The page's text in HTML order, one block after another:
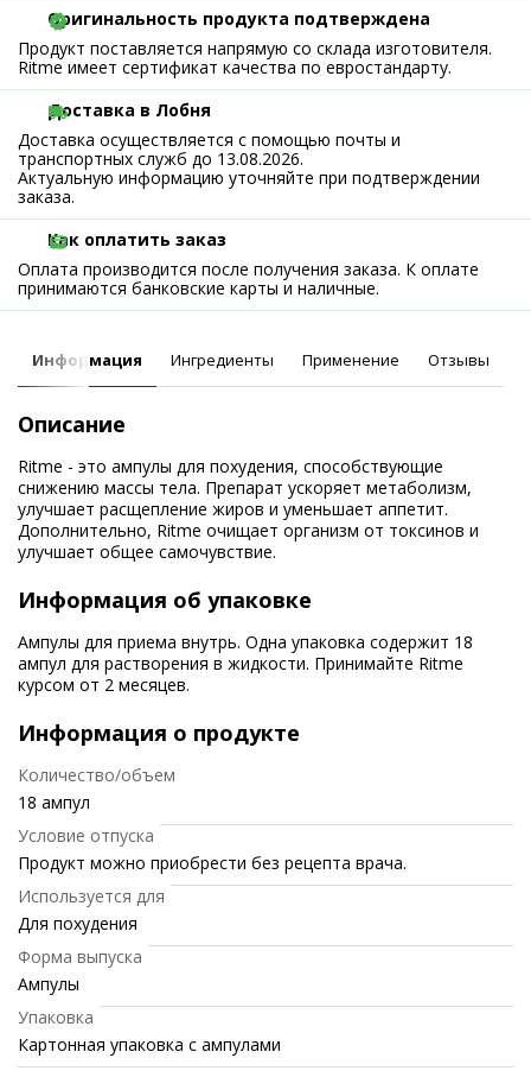
Оригинальность продукта подтверждена
Продукт поставляется напрямую со склада изготовителя.
Ritme имеет сертификат качества по евростандарту.
Доставка в Лобня
Доставка осуществляется с помощью почты и
транспортных служб до 13.08.2026.
Актуальную информацию уточняйте при подтверждении
заказа.
Как оплатить заказ
Оплата производится после получения заказа. К оплате
принимаются банковские карты и наличные.
Информация Ингредиенты Применение Отзывы
Описание
Ritme - это ампулы для похудения, способствующие
снижению массы тела. Препарат ускоряет метаболизм,
улучшает расщепление жиров и уменьшает аппетит.
Дополнительно, Ritme очищает организм от токсинов и
улучшает общее самочувствие.
Информация об упаковке
Ампулы для приема внутрь. Одна упаковка содержит 18
ампул для растворения в жидкости. Принимайте Ritme
курсом от 2 месяцев.
Информация о продукте
Количество/объем
18 ампул
Условие отпуска
Продукт можно приобрести без рецепта врача.
Используется для
Для похудения
Форма выпуска
Ампулы
Упаковка
Картонная упаковка с ампулами